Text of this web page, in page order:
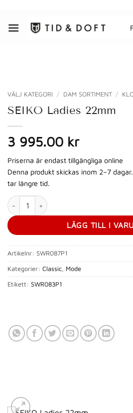
content
VÄLJ KATEGORI / DAM SORTIMENT /
SEIKO Ladies 22mm
3 995.00 kr
Priserna är endast tillgängliga online
Denna produkt skickas inom 2–7
tar längre tid.
SEIKO Ladies 22mm mängd
LÄGG TILL I
Artikelnr: SWR087P1
Kategorier: Classic, Mode
Etikett: SWR083P1